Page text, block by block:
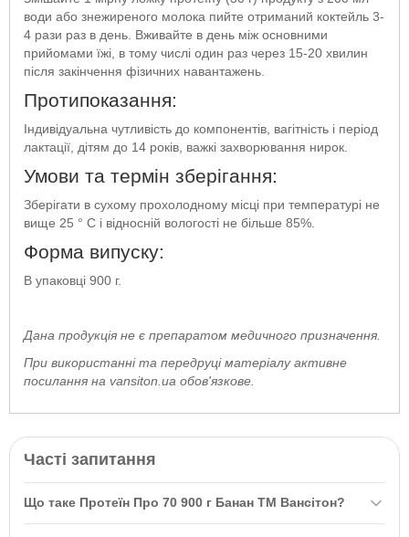
води або знежиреного молока пийте отриманий коктейль 3-
4 рази раз в день. Вживайте в день між основними
прийомами їжі, в тому числі один раз через 15-20 хвилин
після закінчення фізичних навантажень.
Протипоказання:
Індивідуальна чутливість до компонентів, вагітність і період
лактації, дітям до 14 років, важкі захворювання нирок.
Умови та термін зберігання:
Зберігати в сухому прохолодному місці при температурі не
вище 25 ° С і відносній вологості не більше 85%.
Форма випуску:
В упаковці 900 г.
Дана продукція не є препаратом медичного призначення.
При використанні та передруці матеріалу активне
посилання на vansiton.ua обов'язкове.
Часті запитання
Що таке Протеїн Про 70 900 г Банан ТМ Вансітон?